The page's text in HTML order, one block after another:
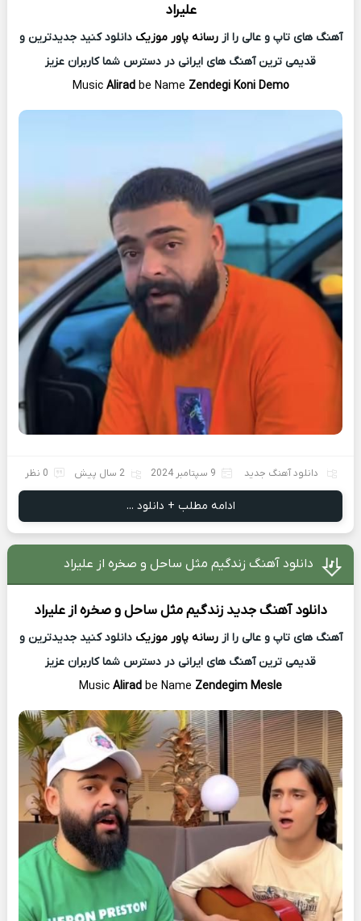
علیراد
آهنگ های تاپ و عالی را ازرسانه پاور موزیک دانلود کنید جدیدترین و
قدیمی ترین آهنگ های ایرانی در دسترس شما کاربران عزیز
MusicAlirad be Name Zendegi Koni Demo
دانلود آهنگ جدید 9 سپتامبر 2024 2 سال پیش 0 نظر
ادامه مطلب + دانلود ...
دانلود آهنگ زندگیم مثل ساحل و صخره از علیراد
دانلود آهنگ جدید زندگیم مثل ساحل و صخره ازعلیراد
آهنگ های تاپ و عالی را ازرسانه پاور موزیک دانلود کنید جدیدترین و
قدیمی ترین آهنگ های ایرانی در دسترس شما کاربران عزیز
Music Alirad be Name Zendegim Mesle